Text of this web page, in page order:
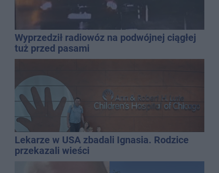
Wyprzedził radiowóz na podwójnej ciągłej
tuż przed pasami
Lekarze w USA zbadali Ignasia. Rodzice
przekazali wieści